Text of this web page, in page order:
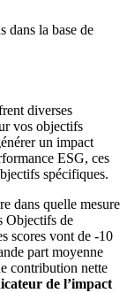
dans la base de
diverses
vos objectifs
un impact
ESG, ces
spécifiques.
dans quelle mesure
Objectifs de
scores vont de -10
part moyenne
contribution nette
de l’impact